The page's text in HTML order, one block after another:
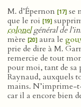
M. d’Épernon [17] se
que le roi [19]
colonelgénéral de
mère [20] aura le
prie de dire à M.
remercie de tout
pour moi, tant de sa
Raynaud, auxquels
mains. N’imprime-
car il a encore bien